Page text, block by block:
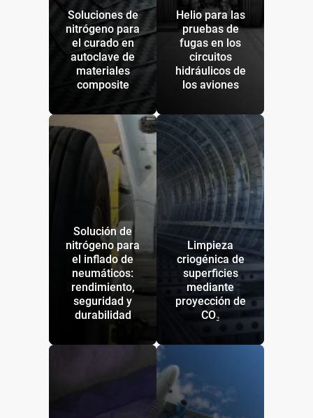
Soluciones de
nitrógeno para
el curado en
autoclave de
materiales
composite
Helio para las
pruebas de
fugas en los
circuitos
hidráulicos de
los aviones
Solución de
nitrógeno para
el inflado de
neumáticos:
rendimiento,
seguridad y
durabilidad
Limpieza
criogénica de
superficies
mediante
proyección de
CO₂